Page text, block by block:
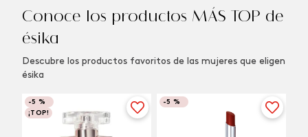
Conoce los productos MÁS TOP de
ésika
Descubre los productos favoritos de las mujeres que eligen
ésika
-5 %
¡TOP!
-5 %